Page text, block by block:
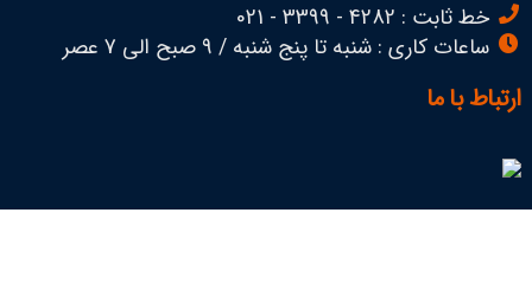
خط ثابت : 4282 - 3399 - 021
ساعات کاری : شنبه تا پنج شنبه / 9 صبح الی 7 عصر
ارتباط با ما